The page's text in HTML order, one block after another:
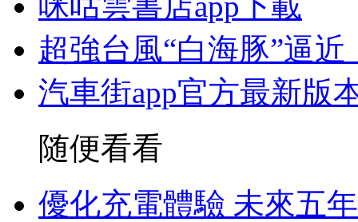
超強台風“白海豚”逼
汽車街app官方最新版
随便看看
優化充電體驗 未來五